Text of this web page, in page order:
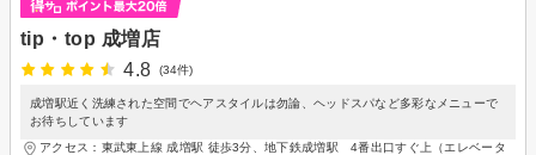
tip・top 成増店
4.8
(34件)
成増駅近く洗練された空間でヘアスタイルは勿論、ヘッドスパなど多彩なメニューで
お待ちしています
アクセス：東武東上線 成増駅 徒歩3分、地下鉄成増駅 4番出口すぐ上（エレベータ